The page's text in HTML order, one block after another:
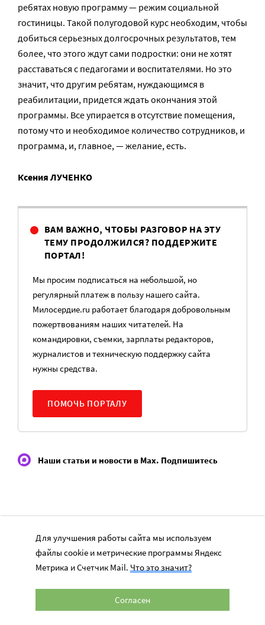
ребятах новую программу — режим социальной
гостиницы. Такой полугодовой курс необходим, чтобы
добиться серьезных долгосрочных результатов, тем
более, что этого ждут сами подростки: они не хотят
расставаться с педагогами и воспитателями. Но это
значит, что другим ребятам, нуждающимся в
реабилитации, придется ждать окончания этой
программы. Все упирается в отсутствие помещения,
потому что и необходимое количество сотрудников, и
программа, и, главное, — желание, есть.
Ксения ЛУЧЕНКО
ВАМ ВАЖНО, ЧТОБЫ РАЗГОВОР НА ЭТУ
ТЕМУ ПРОДОЛЖИЛСЯ? ПОДДЕРЖИТЕ
ПОРТАЛ!
Мы просим подписаться на небольшой, но
регулярный платеж в пользу нашего сайта.
Милосердие.ru работает благодаря добровольным
пожертвованиям наших читателей. На
командировки, съемки, зарплаты редакторов,
журналистов и техническую поддержку сайта
нужны средства.
ПОМОЧЬ ПОРТАЛУ
Наши статьи и новости в Max. Подпишитесь
ЧИТАТЬ ЕЩЕ
Для улучшения работы сайта мы используем
файлы cookie и метрические программы Яндекс
Метрика и Счетчик Mail. Что это значит?
Согласен